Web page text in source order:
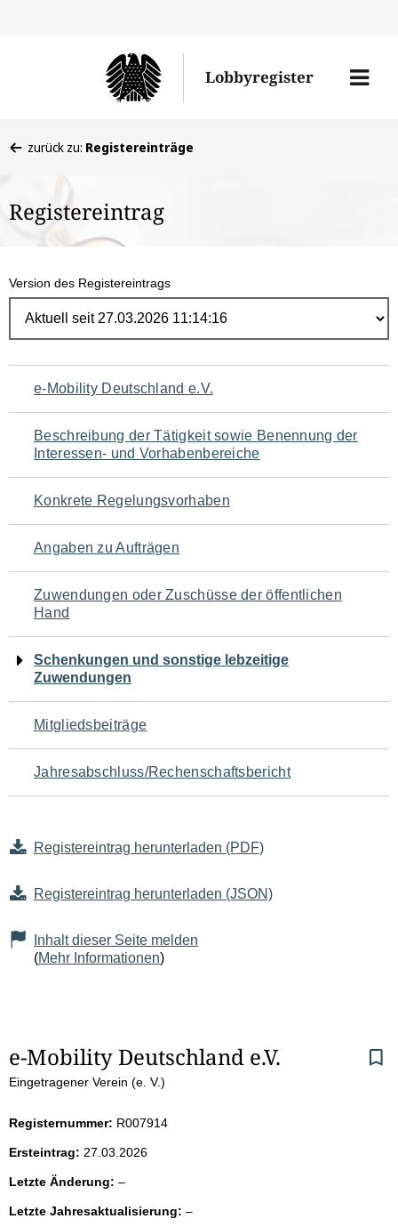
Lobbyregister
Menü
befinden
hier:
zurück zu: Registereinträge
Registereintrag
Version des Registereintrags
Navigation
für
den
Seiteninhalt
e-Mobility Deutschland e.V.
Beschreibung der Tätigkeit sowie Benennung der
Interessen- und Vorhabenbereiche
Konkrete Regelungsvorhaben
Angaben zu Aufträgen
Zuwendungen oder Zuschüsse der öffentlichen
Hand
Schenkungen und sonstige lebzeitige
Zuwendungen
Mitgliedsbeiträge
Jahresabschluss/Rechenschaftsbericht
Registereintrag herunterladen (PDF)
Registereintrag herunterladen (JSON)
Inhalt dieser Seite melden
(Mehr Informationen)
S
e
i
t
e
e-Mobility Deutschland e.V.
Eingetragener Verein (e. V.)
Registernummer: R007914
Ersteintrag: 27.03.2026
Letzte Änderung: –l
e
Letzte Jahresaktualisierung: –l